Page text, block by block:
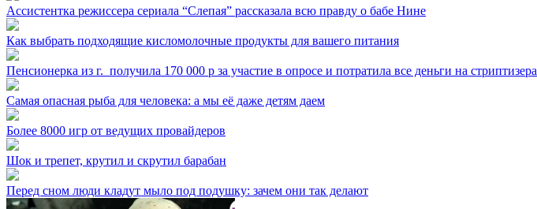
Ассистентка режиссера сериала “Слепая” рассказала всю правду о бабе Нине
Как выбрать подходящие кисломолочные продукты для вашего питания
Пенсионерка из г. ⁣ получила 170 000 р за участие в опросе и потратила все деньги на стриптизера
Самая опасная рыба для человека: а мы её даже детям даем
Более 8000 игр от ведущих провайдеров
Шок и трепет, крутил и скрутил барабан
Перед сном люди кладут мыло под подушку: зачем они так делают